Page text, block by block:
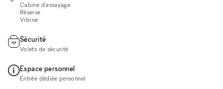
Cabine d'essayage
Réserve
Vitrine
Sécurité
Volets de sécurité
Espace personnel
Entrée dédiée personnel